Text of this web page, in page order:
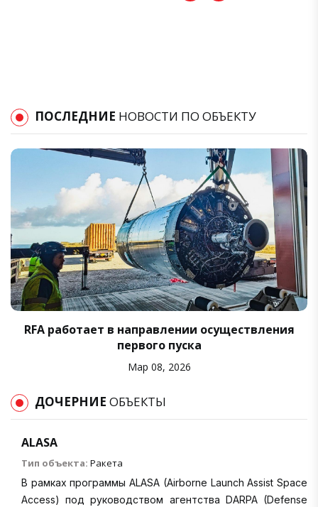
ПОСЛЕДНИЕ НОВОСТИ ПО ОБЪЕКТУ
RFA работает в направлении осуществления
первого пуска
Мар 08, 2026
ДОЧЕРНИЕ ОБЪЕКТЫ
ALASA
Тип объекта: Ракета
В рамках программы ALASA (Airborne Launch Assist Space
Access) под руководством агентства DARPA (Defense